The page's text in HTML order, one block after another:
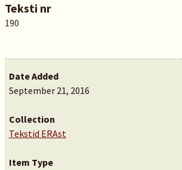
Teksti nr
190
Date Added
September 21, 2016
Collection
Tekstid ERAst
Item Type